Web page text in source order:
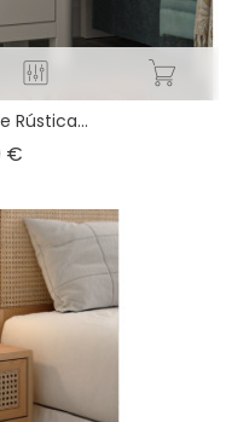
Rústica...
€Precio